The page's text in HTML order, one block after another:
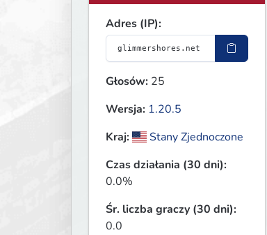
Adres (IP):
Głosów: 25
Wersja: 1.20.5
Kraj:
Stany Zjednoczone
Czas działania (30 dni):
0.0%
Śr. liczba graczy (30 dni):
0.0